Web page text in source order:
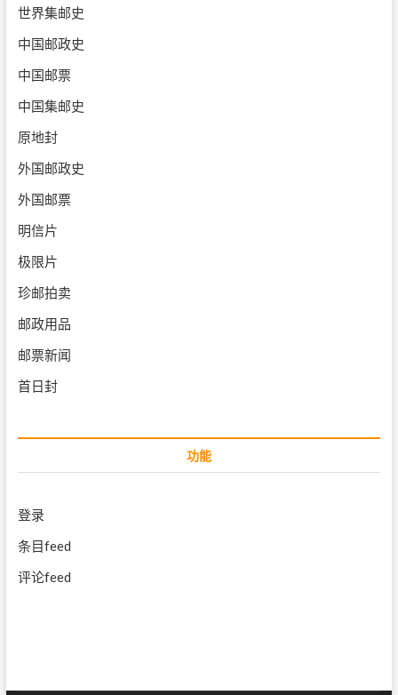
世界集邮史
中国邮政史
中国邮票
中国集邮史
原地封
外国邮政史
外国邮票
明信片
极限片
珍邮拍卖
邮政用品
邮票新闻
首日封
功能
登录
条目feed
评论feed